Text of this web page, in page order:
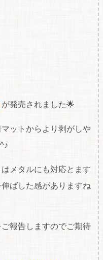
が発売されました🌟
ットからより剥がしや
メタルにも対応とます
ばした感がありますね
報告しますのでご期待